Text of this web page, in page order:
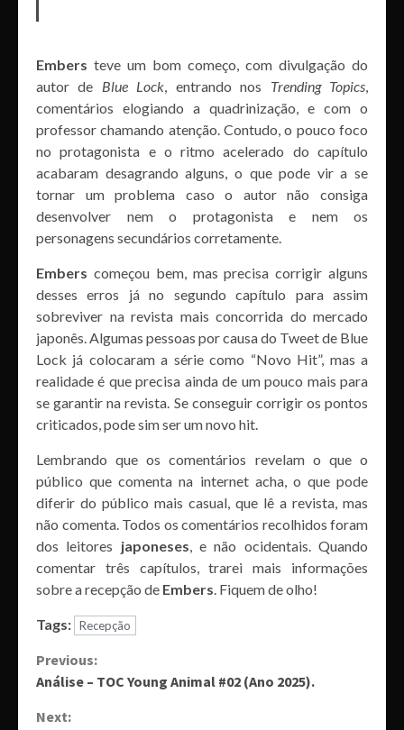
Embers teve um bom começo, com divulgação do
autor de Blue Lock, entrando nos Trending Topics,
comentários elogiando a quadrinização, e com o
professor chamando atenção. Contudo, o pouco foco
no protagonista e o ritmo acelerado do capítulo
acabaram desagrando alguns, o que pode vir a se
tornar um problema caso o autor não consiga
desenvolver nem o protagonista e nem os
personagens secundários corretamente.
Embers começou bem, mas precisa corrigir alguns
desses erros já no segundo capítulo para assim
sobreviver na revista mais concorrida do mercado
japonês. Algumas pessoas por causa do Tweet de Blue
Lock já colocaram a série como “Novo Hit”, mas a
realidade é que precisa ainda de um pouco mais para
se garantir na revista. Se conseguir corrigir os pontos
criticados, pode sim ser um novo hit.
Lembrando que os comentários revelam o que o
público que comenta na internet acha, o que pode
diferir do público mais casual, que lê a revista, mas
não comenta. Todos os comentários recolhidos foram
dos leitores japoneses, e não ocidentais. Quando
comentar três capítulos, trarei mais informações
sobre a recepção de Embers. Fiquem de olho!
Tags: Recepção
Continue
Previous:
Análise – TOC Young Animal #02 (Ano 2025).
Next: